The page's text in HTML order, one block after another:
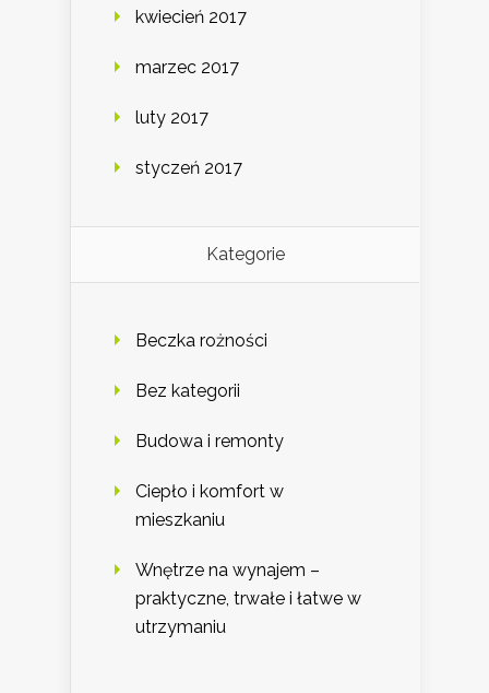
kwiecień 2017
marzec 2017
luty 2017
styczeń 2017
Kategorie
Beczka rożności
Bez kategorii
Budowa i remonty
Ciepło i komfort w
mieszkaniu
Wnętrze na wynajem –
praktyczne, trwałe i łatwe w
utrzymaniu